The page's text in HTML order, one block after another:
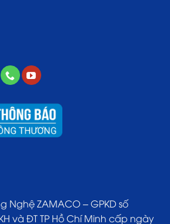
Nghệ ZAMACO – GPKD số
và ĐT TP Hồ Chí Minh cấp ngày